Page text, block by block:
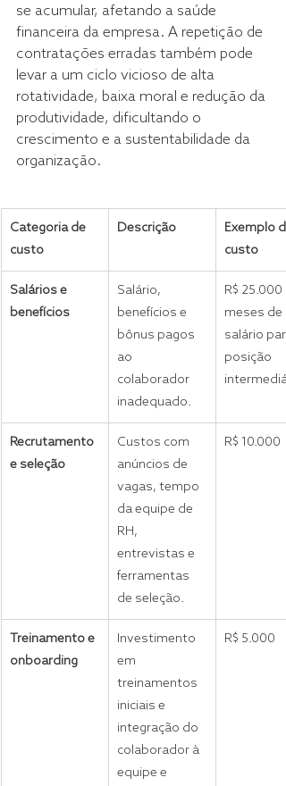
se acumular, afetando a saúde
financeira da empresa. A repetição de
contratações erradas também pode
levar a um ciclo vicioso de alta
rotatividade, baixa moral e redução da
produtividade, dificultando o
crescimento e a sustentabilidade da
organização.
Categoria de
custo
Descrição
Exemplo
custo
Salários e
benefícios
Salário,
benefícios e
bônus pagos
ao
colaborador
inadequado.
R$ 25.000
meses de
salário
posição
Recrutamento
e seleção
Custos com
anúncios de
vagas, tempo
da equipe de
RH,
entrevistas e
ferramentas
de seleção.
R$ 10.000
Treinamento e
onboarding
Investimento
em
treinamentos
iniciais e
integração do
colaborador à
equipe e
R$ 5.000